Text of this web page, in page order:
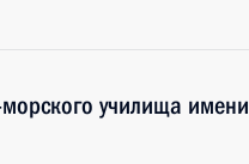
училища имени